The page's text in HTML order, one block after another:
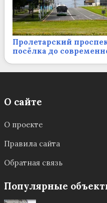
Пролетарский
посёлка до
О сайте
О проекте
Правила сайта
Обратная связь
Популярные